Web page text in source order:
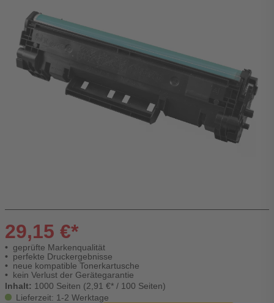
29,15 €*
geprüfte Markenqualität
perfekte Druckergebnisse
neue kompatible Tonerkartusche
kein Verlust der Gerätegarantie
Inhalt: 1000 Seiten (2,91 €* / 100 Seiten)
Lieferzeit: 1-2 Werktage